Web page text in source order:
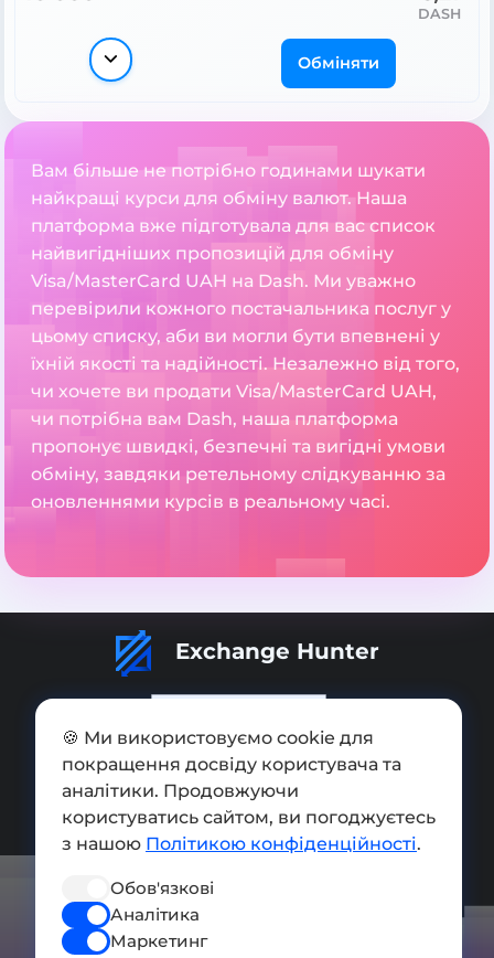
DASH
Обміняти
Вам більше не потрібно годинами шукати
найкращі курси для обміну валют. Наша
платформа вже підготувала для вас список
найвигідніших пропозицій для обміну
Visa/MasterCard UAH на Dash. Ми уважно
перевірили кожного постачальника послуг у
цьому списку, аби ви могли бути впевнені у
їхній якості та надійності. Незалежно від того,
чи хочете ви продати Visa/MasterCard UAH,
чи потрібна вам Dash, наша платформа
пропонує швидкі, безпечні та вигідні умови
обміну, завдяки ретельному слідкуванню за
оновленнями курсів в реальному часі.
Exchange Hunter
Додати обмінник
Мапа сайту
Press kit
Умови використання
Політика конфіденційності
🍪 Ми використовуємо cookie для
покращення досвіду користувача та
аналітики. Продовжуючи
користуватись сайтом, ви погоджуєтесь
з нашою Політикою конфіденційності.
Обов'язкові
Аналітика
Маркетинг